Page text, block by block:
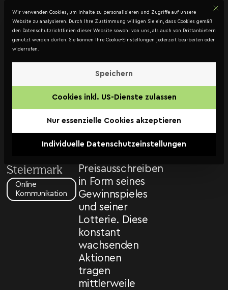
Kontakt
Österreichisches
Kreuz –
Digitalmarketing
Rotes Kreuz –
Steiermark
Online
Kommunikation
Das
Rote Kreuz
veranstaltet
seit einigen
Preisausschreiben
in Form seines
Gewinnspieles
und seiner
Lotterie. Diese
konstant
wachsenden
Aktionen
tragen
mittlerweile
Mit
DATENSCHUTZ
Wir verwenden Cookies, um Inhalte zu personalisieren und Zugriffe auf unsere
Website zu analysieren. Durch Ihre Zustimmung willigen Sie ein, dass Cookies gemäß
den Datenschutzrichtlinien dieser Website sowohl von uns, als auch von Drittanbietern
genutzt werden dürfen. Sie können Ihre Cookie-Einstellungen jederzeit bearbeiten oder
widerrufen.
Speichern
Cookies inkl. US-Dienste zulassen
Nur essenzielle Cookies akzeptieren
Individuelle Datenschutzeinstellungen